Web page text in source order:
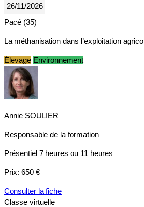
26/11/2026
Pacé (35)
La méthanisation dans l’exploitation
Élevage Environnement
Annie SOULIER
Responsable de la formation
Présentiel 7 heures ou 11 heures
Prix: 650 €
Consulter la fiche
Classe virtuelle